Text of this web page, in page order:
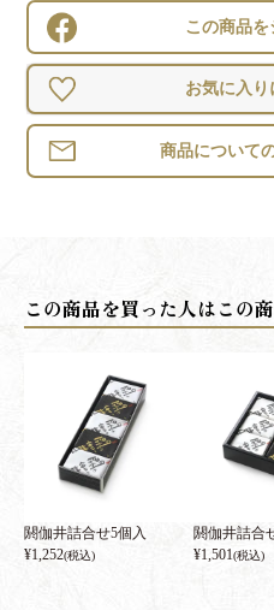
この商品を
お気に入り
閼伽井詰合せ5個入
¥1,252(税込)
閼伽井詰合
¥1,501(税込)